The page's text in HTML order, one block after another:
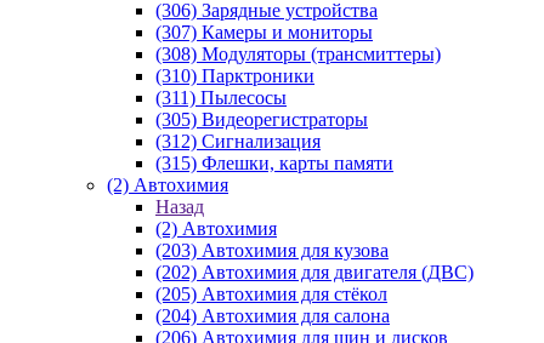
(306) Зарядные устройства
(307) Камеры и мониторы
(308) Модуляторы (трансмиттеры)
(310) Парктроники
(311) Пылесосы
(305) Видеорегистраторы
(312) Сигнализация
(315) Флешки, карты памяти
(2) Автохимия
Назад
(2) Автохимия
(203) Автохимия для кузова
(202) Автохимия для двигателя (ДВС)
(205) Автохимия для стёкол
(204) Автохимия для салона
(206) Автохимия для шин и дисков